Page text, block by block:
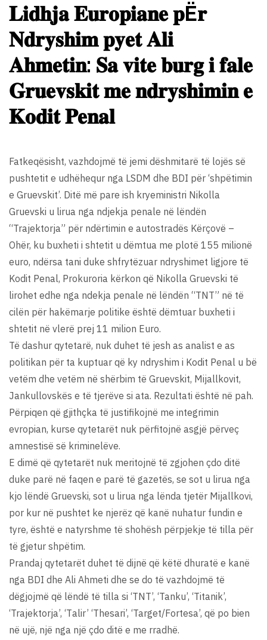
𝐋𝐢𝐝𝐡𝐣𝐚 𝐄𝐮𝐫𝐨𝐩𝐢𝐚𝐧𝐞 𝐩Ë𝐫
𝐍𝐝𝐫𝐲𝐬𝐡𝐢𝐦 𝐩𝐲𝐞𝐭 𝐀𝐥𝐢
𝐀𝐡𝐦𝐞𝐭𝐢𝐧: 𝐒𝐚 𝐯𝐢𝐭𝐞 𝐛𝐮𝐫𝐠 𝐢 𝐟𝐚𝐥𝐞
𝐆𝐫𝐮𝐞𝐯𝐬𝐤𝐢𝐭 𝐦𝐞 𝐧𝐝𝐫𝐲𝐬𝐡𝐢𝐦𝐢𝐧 𝐞
𝐊𝐨𝐝𝐢𝐭 𝐏𝐞𝐧𝐚𝐥
Fatkeqësisht, vazhdojmë të jemi dëshmitarë të lojës së
pushtetit e udhëhequr nga LSDM dhe BDI për ‘shpëtimin
e Gruevskit’. Ditë më pare ish kryeministri Nikolla
Gruevski u lirua nga ndjekja penale në lëndën
“Trajektorja” për ndërtimin e autostradës Kërçovë –
Ohër, ku buxheti i shtetit u dëmtua me plotë 155 milionë
euro, ndërsa tani duke shfrytëzuar ndryshimet ligjore të
Kodit Penal, Prokuroria kërkon që Nikolla Gruevski të
lirohet edhe nga ndekja penale në lëndën “TNT” në të
cilën për hakëmarje politike është dëmtuar buxheti i
shtetit në vlerë prej 11 milion Euro.
Të dashur qytetarë, nuk duhet të jesh as analist e as
politikan për ta kuptuar që ky ndryshim i Kodit Penal u bë
vetëm dhe vetëm në shërbim të Gruevskit, Mijallkovit,
Jankullovskës e të tjerëve si ata. Rezultati është në pah.
Përpiqen që gjithçka të justifikojnë me integrimin
evropian, kurse qytetarët nuk përfitojnë asgjë përveç
amnestisë së kriminelëve.
E dimë që qytetarët nuk meritojnë të zgjohen çdo ditë
duke parë në faqen e parë të gazetës, se sot u lirua nga
kjo lëndë Gruevski, sot u lirua nga lënda tjetër Mijallkovi,
por kur në pushtet ke njerëz që kanë nuhatur fundin e
tyre, është e natyrshme të shohësh përpjekje të tilla për
të gjetur shpëtim.
Prandaj qytetarët duhet të dijnë që këtë dhuratë e kanë
nga BDI dhe Ali Ahmeti dhe se do të vazhdojmë të
dëgjojmë që lëndë të tilla si ‘TNT’, ‘Tanku’, ‘Titanik’,
‘Trajektorja’, ‘Тalir’ ‘Thesari’, ‘Target/Fortesa’, që po bien
në ujë, një nga një çdo ditë e me rradhë.